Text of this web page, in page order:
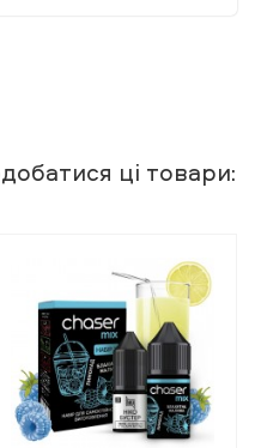
ці товари: